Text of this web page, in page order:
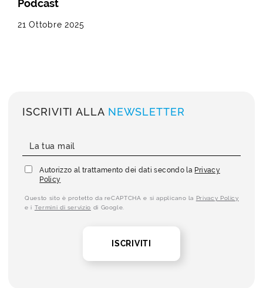
Podcast
21 Ottobre 2025
ISCRIVITI ALLA NEWSLETTER
Autorizzo al trattamento dei dati secondo la Privacy
Policy
Questo sito è protetto da reCAPTCHA e si applicano la Privacy Policy
e i Termini di servizio di Google.
ISCRIVITI